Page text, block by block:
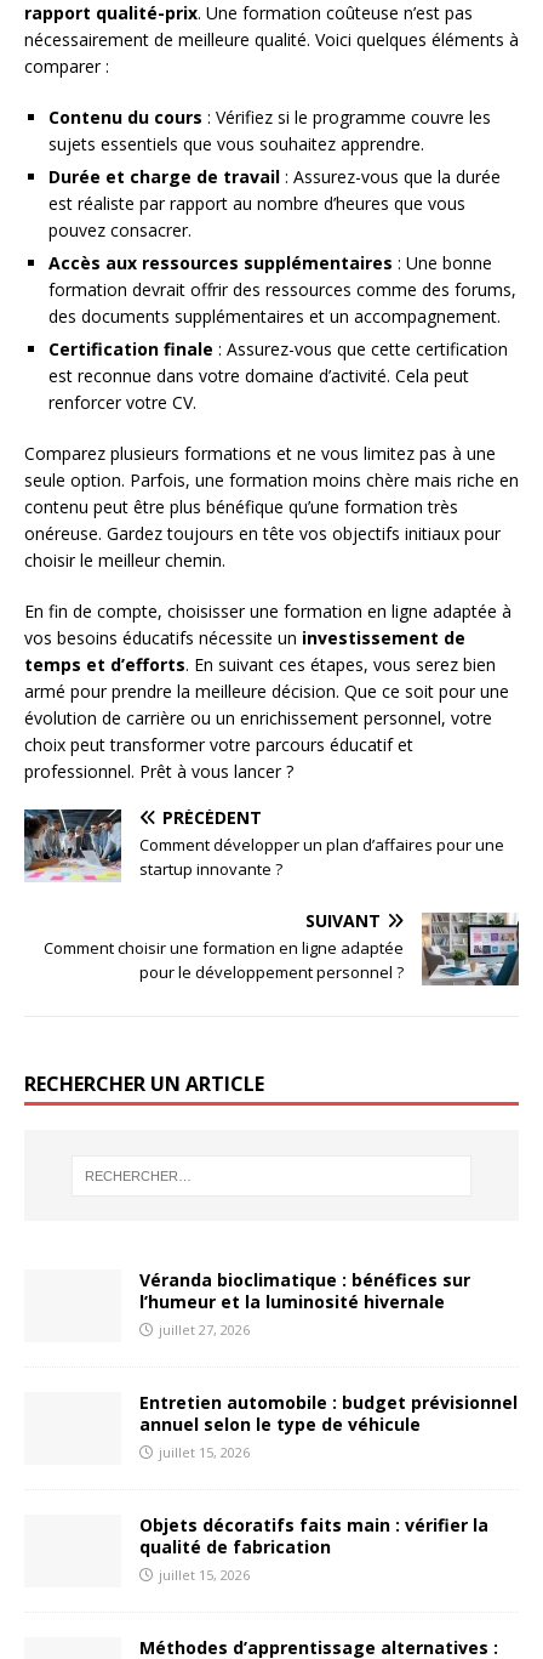
rapport qualité-prix. Une formation coûteuse n’est pas
nécessairement de meilleure qualité. Voici quelques éléments à
comparer :
Contenu du cours : Vérifiez si le programme couvre les
sujets essentiels que vous souhaitez apprendre.
Durée et charge de travail : Assurez-vous que la durée
est réaliste par rapport au nombre d’heures que vous
pouvez consacrer.
Accès aux ressources supplémentaires : Une bonne
formation devrait offrir des ressources comme des forums,
des documents supplémentaires et un accompagnement.
Certification finale : Assurez-vous que cette certification
est reconnue dans votre domaine d’activité. Cela peut
renforcer votre CV.
Comparez plusieurs formations et ne vous limitez pas à une
seule option. Parfois, une formation moins chère mais riche en
contenu peut être plus bénéfique qu’une formation très
onéreuse. Gardez toujours en tête vos objectifs initiaux pour
choisir le meilleur chemin.
En fin de compte, choisisser une formation en ligne adaptée à
vos besoins éducatifs nécessite un investissement de
temps et d’efforts. En suivant ces étapes, vous serez bien
armé pour prendre la meilleure décision. Que ce soit pour une
évolution de carrière ou un enrichissement personnel, votre
choix peut transformer votre parcours éducatif et
professionnel. Prêt à vous lancer ?
PRÉCÉDENT
Comment développer un plan d’affaires pour une
startup innovante ?
SUIVANT
Comment choisir une formation en ligne adaptée
pour le développement personnel ?
RECHERCHER UN ARTICLE
Véranda bioclimatique : bénéfices sur
l’humeur et la luminosité hivernale
juillet 27, 2026
Entretien automobile : budget prévisionnel
annuel selon le type de véhicule
juillet 15, 2026
Objets décoratifs faits main : vérifier la
qualité de fabrication
juillet 15, 2026
Méthodes d’apprentissage alternatives :